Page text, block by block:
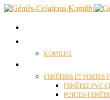
KOMILFO
FENÊTRES ET PORTES
FENÊTRE PVC
PORTES-